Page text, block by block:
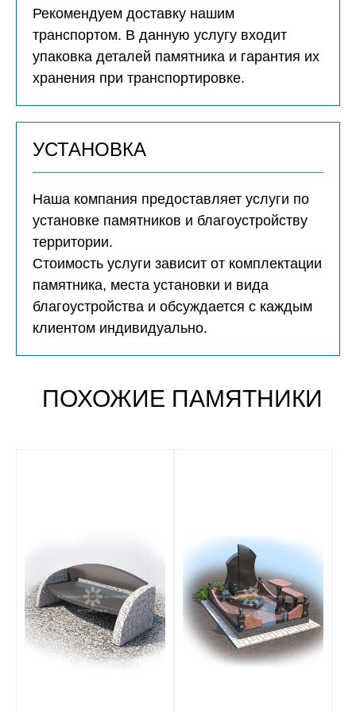
Рекомендуем доставку нашим
транспортом. В данную услугу входит
упаковка деталей памятника и гарантия их
хранения при транспортировке.
УСТАНОВКА
Наша компания предоставляет услуги по
установке памятников и благоустройству
территории.
Стоимость услуги зависит от комплектации
памятника, места установки и вида
благоустройства и обсуждается с каждым
клиентом индивидуально.
ПОХОЖИЕ ПАМЯТНИКИ